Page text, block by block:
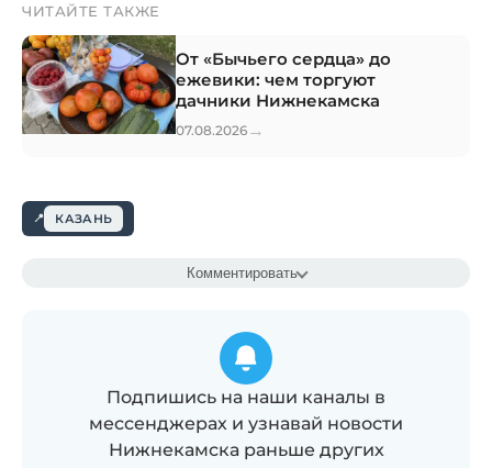
ЧИТАЙТЕ ТАКЖЕ
От «Бычьего сердца» до
ежевики: чем торгуют
дачники Нижнекамска
07.08.2026 →
КАЗАНЬ
Комментировать
Подпишись на наши каналы в
мессенджерах и узнавай новости
Нижнекамска раньше других